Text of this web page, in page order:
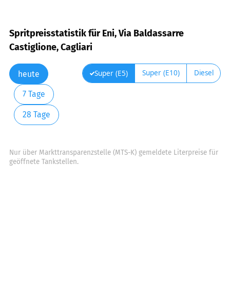
Spritpreisstatistik für Eni, Via Baldassarre
Castiglione, Cagliari
heute
7 Tage
28 Tage
Super (E5) Super (E10) Diesel
Nur über Markttransparenzstelle (MTS-K) gemeldete Literpreise für
geöffnete Tankstellen.